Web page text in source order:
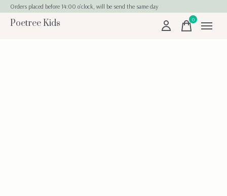
Orders placed before 14:00 o'clock, will be send the same day
Poetree Kids 0items